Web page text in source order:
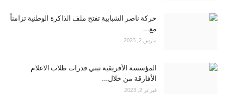
حركة ناصر الشبابية تفتح ملف الذاكرة الوطنية تزامناً
مع...
مارس 2, 2023
المؤسسة الأفريقية تبني قدرات طلاب الاعلام
الأفارقة من خلال...
فبراير 2, 2023